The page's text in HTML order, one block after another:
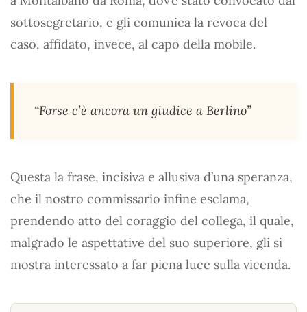
sottosegretario, e gli comunica la revoca del
caso, affidato, invece, al capo della mobile.
“Forse c’è ancora un giudice a Berlino”
Questa la frase, incisiva e allusiva d’una speranza,
che il nostro commissario infine esclama,
prendendo atto del coraggio del collega, il quale,
malgrado le aspettative del suo superiore, gli si
mostra interessato a far piena luce sulla vicenda.